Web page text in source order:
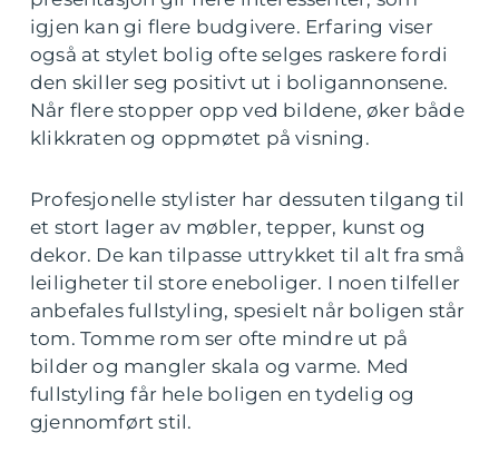
igjen kan gi flere budgivere. Erfaring viser
også at stylet bolig ofte selges raskere fordi
den skiller seg positivt ut i boligannonsene.
Når flere stopper opp ved bildene, øker både
klikkraten og oppmøtet på visning.
Profesjonelle stylister har dessuten tilgang til
et stort lager av møbler, tepper, kunst og
dekor. De kan tilpasse uttrykket til alt fra små
leiligheter til store eneboliger. I noen tilfeller
anbefales fullstyling, spesielt når boligen står
tom. Tomme rom ser ofte mindre ut på
bilder og mangler skala og varme. Med
fullstyling får hele boligen en tydelig og
gjennomført stil.